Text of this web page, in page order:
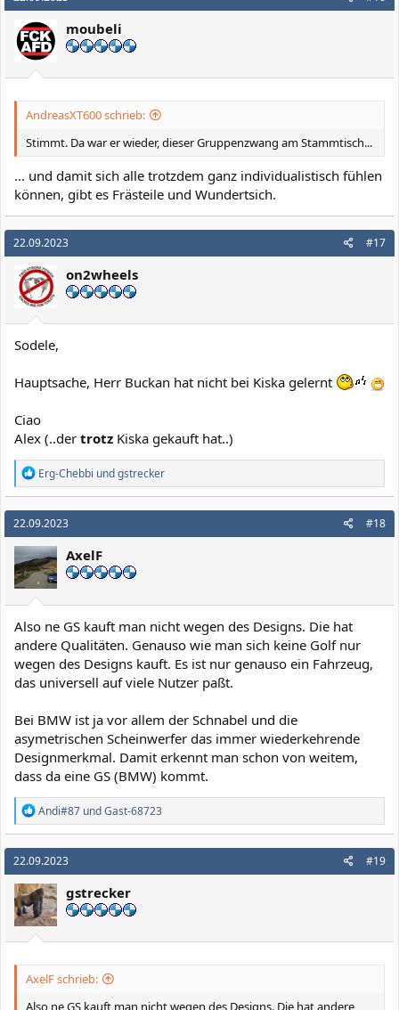
o
n
e
n
moubeli
AndreasXT600 schrieb:
Stimmt. Da war er wieder, dieser Gruppenzwang am Stammtisch...
... und damit sich alle trotzdem ganz individualistisch fühlen
können, gibt es Frästeile und Wundertsich.
22.09.2023 #17
on2wheels
Sodele,
Hauptsache, Herr Buckan hat nicht bei Kiska gelernt
Ciao
Alex (..der trotz Kiska gekauft hat..)
R
e
a
k
t
i
o
n
e
n
Erg-Chebbi undgstrecker
22.09.2023 #18
AxelF
Also ne GS kauft man nicht wegen des Designs. Die hat
andere Qualitäten. Genauso wie man sich keine Golf nur
wegen des Designs kauft. Es ist nur genauso ein Fahrzeug,
das universell auf viele Nutzer paßt.
Bei BMW ist ja vor allem der Schnabel und die
asymetrischen Scheinwerfer das immer wiederkehrende
Designmerkmal. Damit erkennt man schon von weitem,
dass da eine GS (BMW) kommt.
R
e
a
k
t
i
o
n
e
n
Andi#87 undGast-68723
22.09.2023 #19
gstrecker
AxelF schrieb:
Also ne GS kauft man nicht wegen des Designs. Die hat andere